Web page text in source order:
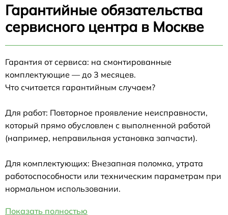
Гарантийные обязательства
сервисного центра в Москве
Гарантия от сервиса: на смонтированные
комплектующие — до 3 месяцев.
Что считается гарантийным случаем?
Для работ: Повторное проявление неисправности,
который прямо обусловлен с выполненной работой
(например, неправильная установка запчасти).
Для комплектующих: Внезапная поломка, утрата
работоспособности или техническим параметрам при
нормальном использовании.
Показать полностью